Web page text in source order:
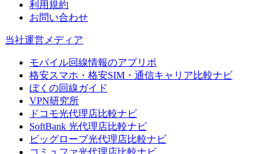
利用規約
お問い合わせ
当社運営メディア
モバイル回線情報のアプリポ
格安スマホ・格安SIM・通信キャリア比較ナビ
ぼくの回線ガイド
VPN研究所
ドコモ光代理店比較ナビ
SoftBank 光代理店比較ナビ
ビッグローブ光代理店比較ナビ
コミュファ光代理店比較ナビ